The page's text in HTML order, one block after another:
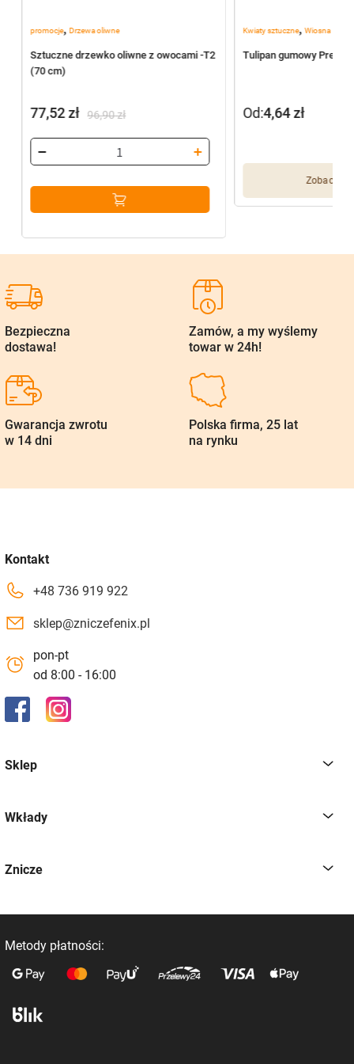
promocje, Drzewa oliwne
Sztuczne drzewko oliwne z owocami -T2
(70 cm)
96,90zł
cena
wynosiła:
96,90 zł.
77,52zł
cena
wynosi:
77,52 zł.
Kwiaty sztuczne,Wiosna
Tulipan gumowy
Zobacz
Od:4,64zł
Bezpieczna
dostawa!
Zamów, a my wyślemy
towar w 24h!
Gwarancja zwrotu
w 14 dni
Polska firma, 25 lat
na rynku
Kontakt
+48 736 919 922
sklep@zniczefenix.pl
pon-pt
od 8:00 - 16:00
Sklep
Wkłady
Znicze
Metody płatności: